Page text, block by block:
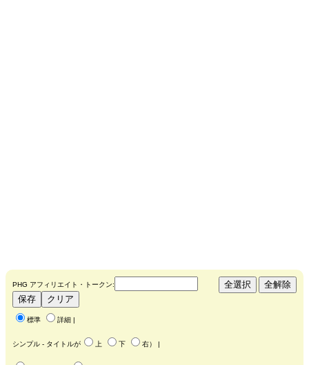
PHG アフィリエイト・トークン:
標準 詳細
シンプル - タイトルが 上 下 右） |